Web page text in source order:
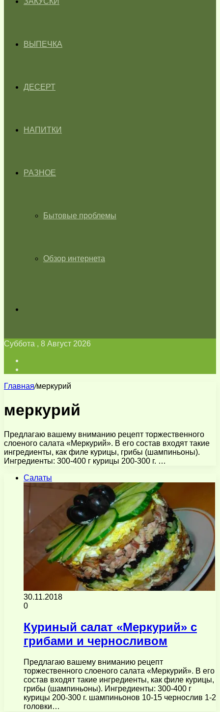
ВЫПЕЧКА
ДЕСЕРТ
НАПИТКИ
РАЗНОЕ
Бытовые проблемы
Обзор интернета
Суббота , 8 Август 2026
Главная/меркурий
меркурий
Предлагаю вашему вниманию рецепт торжественного
слоеного салата «Меркурий». В его состав входят такие
ингредиенты, как филе курицы, грибы (шампиньоны).
Ингредиенты: 300-400 г курицы 200-300 г. …
Салаты
30.11.2018
0
Куриный салат «Меркурий» с
грибами и черносливом
Предлагаю вашему вниманию рецепт
торжественного слоеного салата «Меркурий». В его
состав входят такие ингредиенты, как филе курицы,
грибы (шампиньоны). Ингредиенты: 300-400 г
курицы 200-300 г. шампиньонов 10-15 чернослив 1-2
головки…